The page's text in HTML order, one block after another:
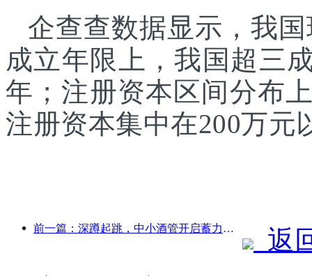
企查查数据显示，我
成立年限上，我国超三
年；注册资本区间分布
注册资本集中在200万元
前一篇：深蹲起跳，中小酒管开启蓄力新征程
返